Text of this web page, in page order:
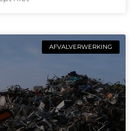
AFVALVERWERKING